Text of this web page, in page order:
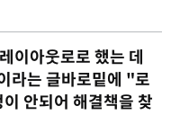
이아웃로로 했는 데
라는 글바로밑에 "로
안되어 해결책을 찾